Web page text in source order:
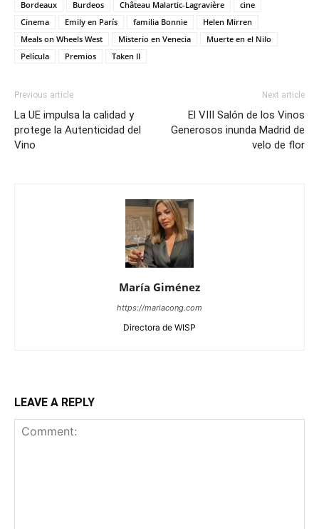
Bordeaux
Burdeos Château Malartic-Lagravière
cine
Cinema
Emily en París familia Bonnie
Helen Mirren
Meals on Wheels West
Misterio en Venecia
Muerte en el Nilo
Película
Premios Taken II
Previous article
La UE impulsa la calidad y
protege la Autenticidad del
Vino
Next article
El VIII Salón de los Vinos
Generosos inunda Madrid de
velo de flor
María Giménez
https://mariacong.com
Directora de WISP
LEAVE A REPLY